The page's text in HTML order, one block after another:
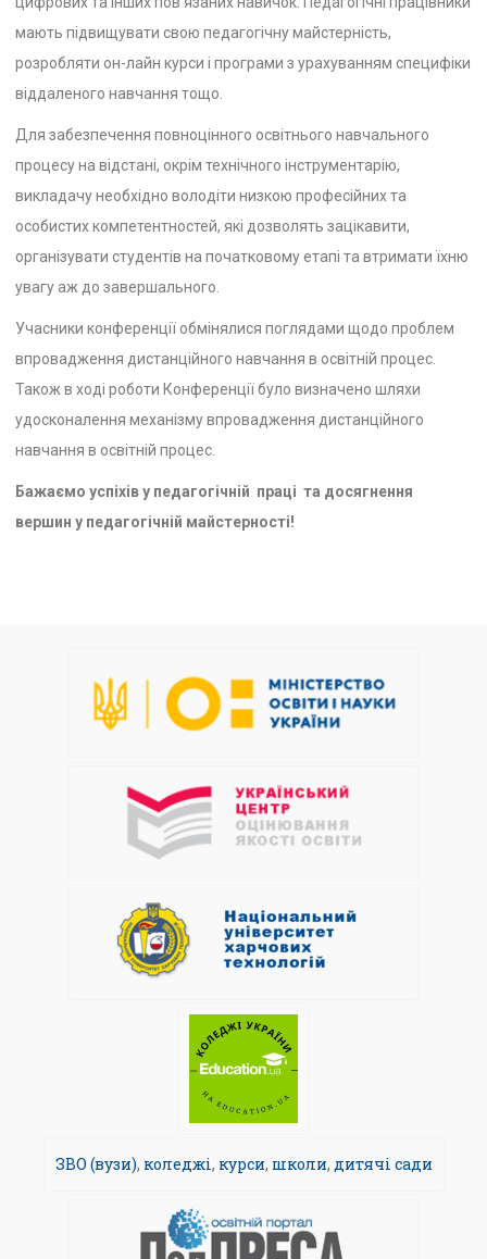
мають підвищувати свою педагогічну майстерність,
розробляти он-лайн курси і програми з урахуванням специфіки
віддаленого навчання тощо.
Для забезпечення повноцінного освітнього навчального
процесу на відстані, окрім технічного інструментарію,
викладачу необхідно володіти низкою професійних та
особистих компетентностей, які дозволять зацікавити,
організувати студентів на початковому етапі та втримати їхню
увагу аж до завершального.
Учасники конференції обмінялися поглядами щодо проблем
впровадження дистанційного навчання в освітній процес.
Також в ході роботи Конференції було визначено шляхи
удосконалення механізму впровадження дистанційного
навчання в освітній процес.
Бажаємо успіхів у педагогічній праці та досягнення
вершин у педагогічній майстерності!
ЗВО (вузи), коледжі, курси, школи, дитячі сади